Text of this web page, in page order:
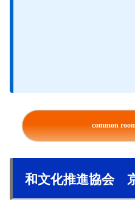
common
和文化推進協会